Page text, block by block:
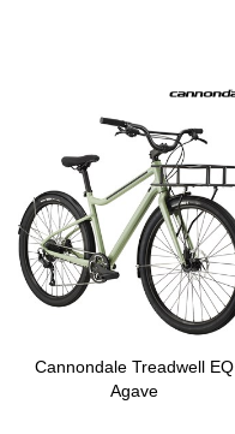
Cannondale Treadwell EQ
Agave